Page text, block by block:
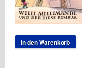
In den Warenkorb